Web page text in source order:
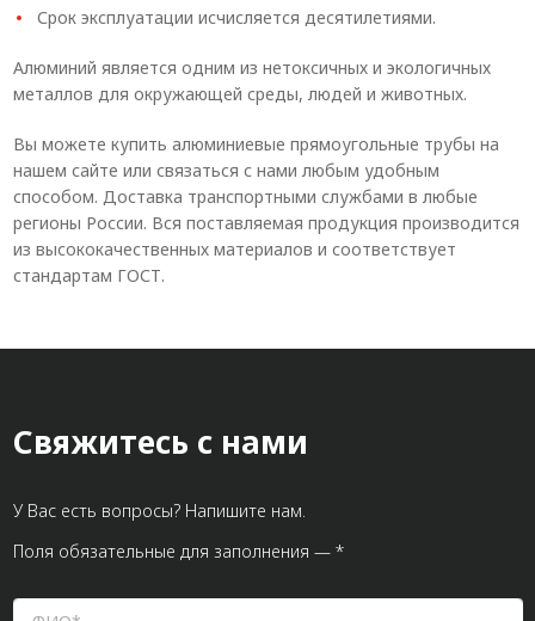
Срок эксплуатации исчисляется десятилетиями.
Алюминий является одним из нетоксичных и экологичных
металлов для окружающей среды, людей и животных.
Вы можете купить алюминиевые прямоугольные трубы на
нашем сайте или связаться с нами любым удобным
способом. Доставка транспортными службами в любые
регионы России. Вся поставляемая продукция производится
из высококачественных материалов и соответствует
стандартам ГОСТ.
Свяжитесь с нами
У Вас есть вопросы? Напишите нам.
Поля обязательные для заполнения — *